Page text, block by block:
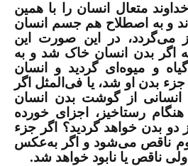
متعال انسان را با همین
و به اصطلاح هم جسم انسان
می‌گردد، در این صورت این
اگر بدن انسان خاک شد و به
و میوه‌ای گردید و انسان
بدن او شد، یا فی‌المثل اگر
از گوشت بدن انسان
هنگام رستاخیز، اجزای خورده
بدن خواهد گردید؟ اگر جزء
ناقص می‌شود و اگر به‌عکس
ناقص یا نابود خواهد شد.